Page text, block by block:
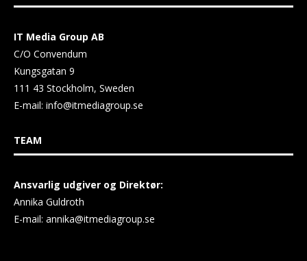
IT Media Group AB
C/O Convendum
Kungsgatan 9
111 43 Stockholm, Sweden
E-mail: info@itmediagroup.se
TEAM
Ansvarlig udgiver og Direktør:
Annika Guldroth
E-mail: annika@itmediagroup.se